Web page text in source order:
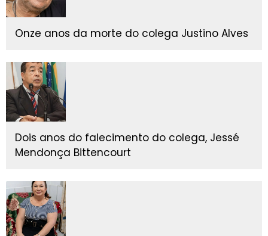
Onze anos da morte do colega Justino Alves
Dois anos do falecimento do colega, Jessé
Mendonça Bittencourt